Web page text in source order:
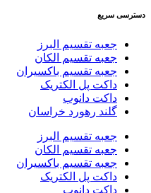
دسترسی سریع
جعبه تقسیم البرز
جعبه تقسیم الکان
جعبه تقسیم باکسیران
داکت پل الکتریک
داکت دانوب
گلند رهورد خراسان
جعبه تقسیم البرز
جعبه تقسیم الکان
جعبه تقسیم باکسیران
داکت پل الکتریک
داکت دانوب